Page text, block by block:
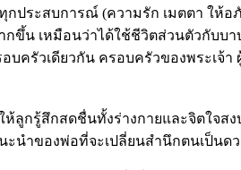
กประสบการณ์ (ความรัก เมตตา ให้
ขึ้น เหมือนว่าได้ใช้ชีวิตส่วนตัวกับบ
อบครัวเดียวกัน ครอบครัวของพระเ
ห้ลูกรู้สึกสดชื่นทั้งร่างกายและจิตใจ
นะนำของพ่อที่จะเปลี่ยนสำนึกตนเป็น